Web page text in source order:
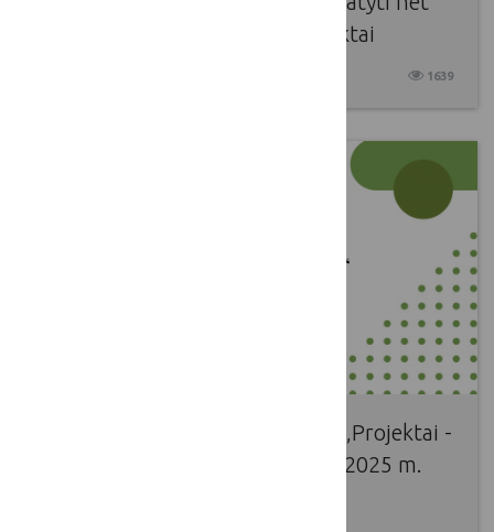
trys „Europos Horizonto“ projektai
1639
Kviečiame į nuotolinį seminarą „Projektai -
žingsniai į pokyčius“, kuris vyks 2025 m.